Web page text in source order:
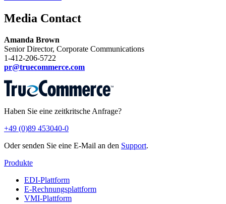
Media Contact
Amanda Brown
Senior Director, Corporate Communications
1-412-206-5722
pr@truecommerce.com
Haben Sie eine zeitkritsche Anfrage?
+49 (0)89 453040-0
Oder senden Sie eine E-Mail an den Support.
Produkte
EDI-Plattform
E-Rechnungsplattform
VMI-Plattform